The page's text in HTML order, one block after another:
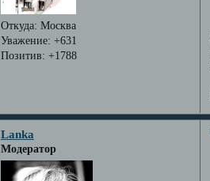
Откуда: Москва
Уважение: +631
Позитив: +1788
Lanka
Модератор